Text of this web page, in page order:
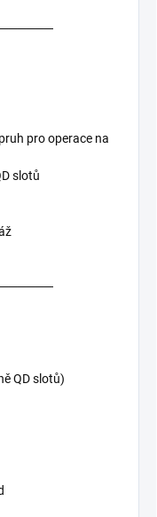
pro operace na
slotů
QD slotů)